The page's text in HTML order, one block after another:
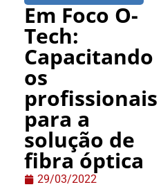
Em Foco O-
Tech:
Capacitando
os
profissionais
para a
solução de
fibra óptica
29/03/2022